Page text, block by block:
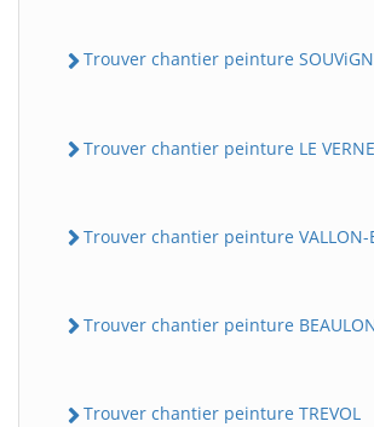
Trouver chantier peinture
Trouver chantier peinture LE
Trouver chantier peinture VALLON-
Trouver chantier peinture
Trouver chantier peinture TREVOL